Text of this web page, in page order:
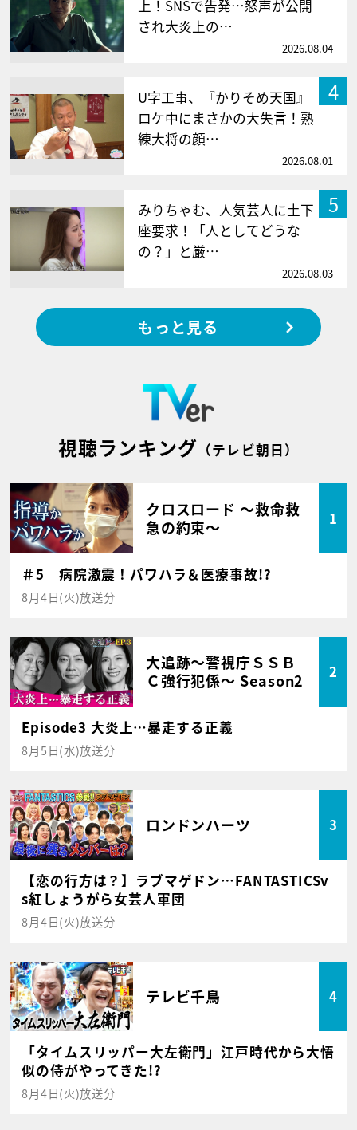
上！SNSで告発…怒声が公開
され大炎上の…
2026.08.04
4
U字工事、『かりそめ天国』
ロケ中にまさかの大失言！熟
練大将の顔…
2026.08.01
5
みりちゃむ、人気芸人に土下
座要求！「人としてどうな
の？」と厳…
2026.08.03
もっと見る
視聴ランキング （テレビ朝日）
クロスロード ～救命救
急の約束～
1
＃5 病院激震！パワハラ＆医療事故!?
8月4日(火)放送分
大追跡～警視庁ＳＳＢ
Ｃ強行犯係～ Season2
2
Episode3 大炎上…暴走する正義
8月5日(水)放送分
ロンドンハーツ 3
【恋の行方は？】ラブマゲドン…FANTASTICSv
s紅しょうがら女芸人軍団
8月4日(火)放送分
テレビ千鳥 4
「タイムスリッパー大左衛門」江戸時代から大悟
似の侍がやってきた!?
8月4日(火)放送分